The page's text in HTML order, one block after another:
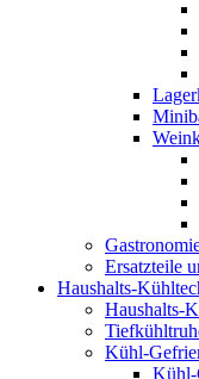
Ersatzteile
Haushalts-
Haushalts-
Kühl-
Kühl-